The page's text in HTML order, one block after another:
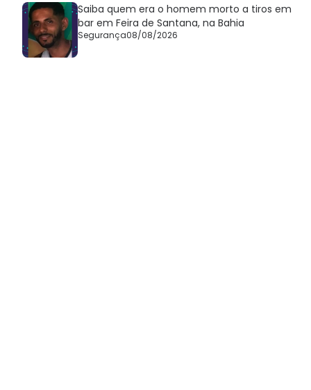
Saiba quem era o homem morto a tiros em
bar em Feira de Santana, na Bahia
Segurança08/08/2026